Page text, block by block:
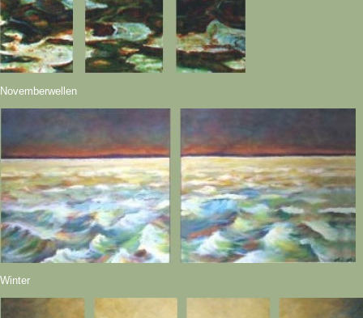
Novemberwellen
Winter